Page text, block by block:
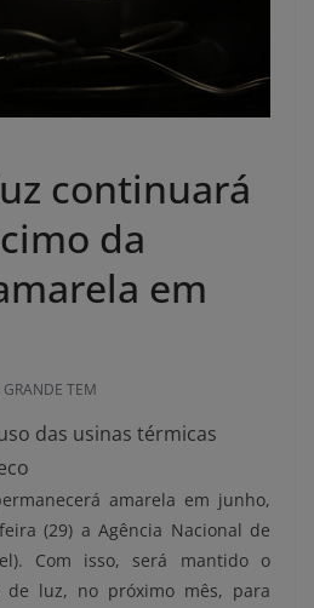
continuará
da
em
GRANDE TEM
das usinas térmicas
amarela em junho,
(29) a Agência Nacional de
Com isso, será mantido o
de luz, no próximo mês, para